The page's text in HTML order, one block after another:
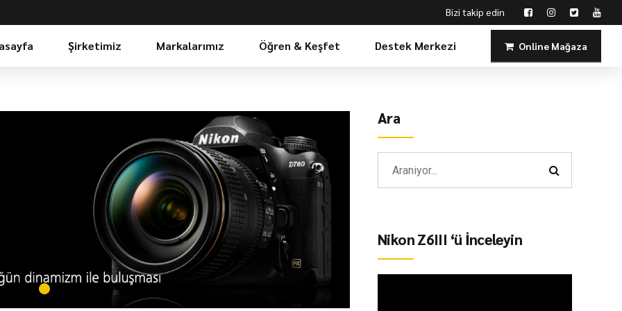
Bizi takip edin
Online Mağaza
Şirketimiz Markalarımız Öğren & Keşfet Destek Merkezi
Ara
Nikon Z6III ‘ü İnceleyin